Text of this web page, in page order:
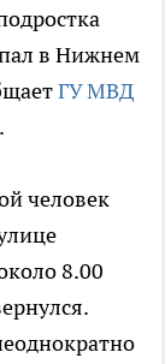
в Нижнем
ГУ МВД
.
человек
8.00